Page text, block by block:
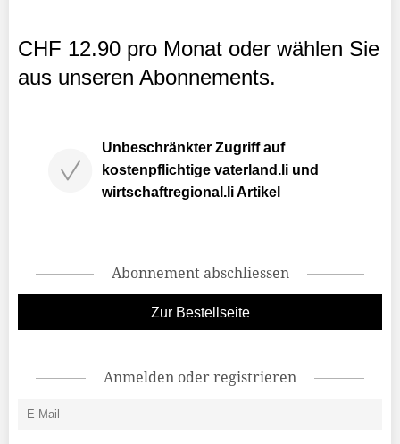
CHF 12.90 pro Monat oder wählen Sie
aus unseren Abonnements.
Unbeschränkter Zugriff auf
kostenpflichtige vaterland.li und
wirtschaftregional.li Artikel
Abonnement abschliessen
Zur Bestellseite
Anmelden oder registrieren